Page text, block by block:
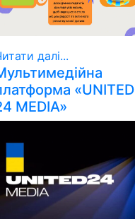
далі...
«UNITED
MEDIA»